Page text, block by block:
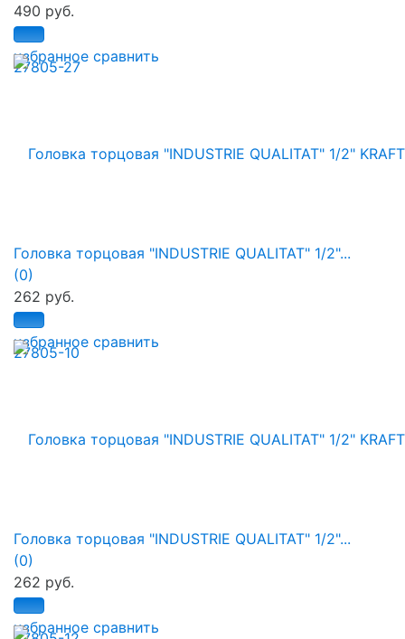
избранное сравнить
490 руб.
избранное сравнить
Головка торцовая "INDUSTRIE QUALITAT" 1/2"...
(0)
262 руб.
избранное сравнить
Головка торцовая "INDUSTRIE QUALITAT" 1/2"...
(0)
262 руб.